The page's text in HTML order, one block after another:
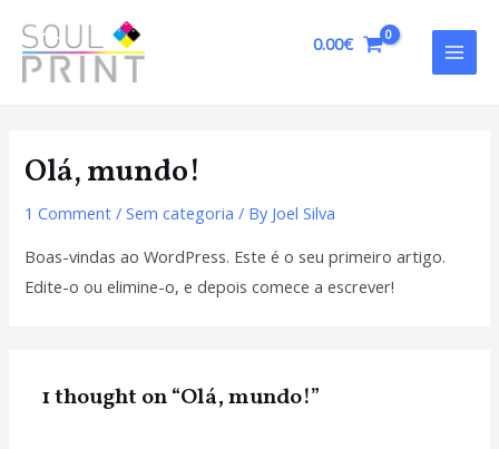
content
0.00€
Olá, mundo!
1 Comment /Sem categoria / By Joel Silva
Boas-vindas ao WordPress. Este é o seu primeiro artigo.
Edite-o ou elimine-o, e depois comece a escrever!
1 thought on “Olá, mundo!”